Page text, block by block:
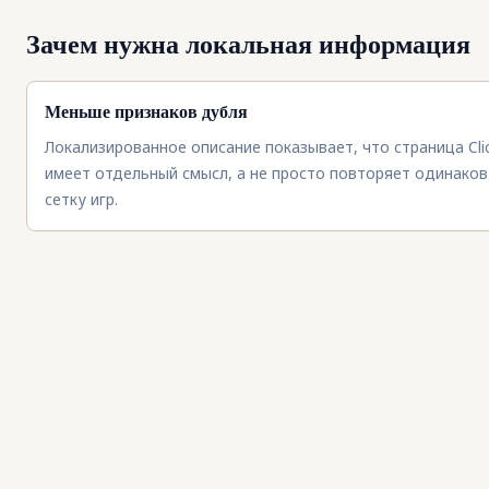
Зачем нужна локальная информация
Меньше признаков дубля
Локализированное описание показывает, что страница
имеет отдельный смысл, а не просто повторяет
сетку игр.